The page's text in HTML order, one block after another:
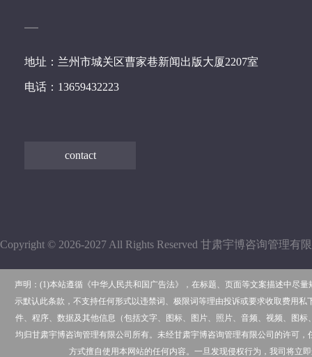
地址：兰州市城关区曹家巷新闻出版大厦2207室
电话：13659432223
contact
Copyright © 2026-2027 All Rights Reserved 甘肃宇博咨询管理有
声明：(1)本站遵循《中华人民共和国广告法》，在标题、页面等文案描述中尽
示默认此条款，不支持任何形式以违禁词、极限词等理由投诉或要求收取费用
件、程序、数据及其他信息（包括文字、图标、图片、照片、音频、视频、图
均归甘肃宇博咨询管理有限公司所有。未经甘肃宇博咨询管理有限公司的许可
方式擅自使用本网站的任何内容。一旦发现侵权行为，我司将立